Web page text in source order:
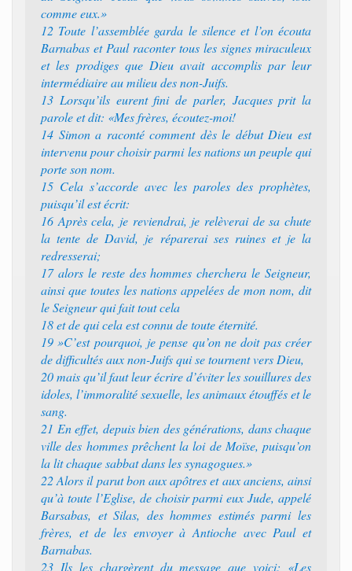
comme eux.»
12 Toute l’assemblée garda le silence et l’on écouta
Barnabas et Paul raconter tous les signes miraculeux
et les prodiges que Dieu avait accomplis par leur
intermédiaire au milieu des non-Juifs.
13 Lorsqu’ils eurent fini de parler, Jacques prit la
parole et dit: «Mes frères, écoutez-moi!
14 Simon a raconté comment dès le début Dieu est
intervenu pour choisir parmi les nations un peuple qui
porte son nom.
15 Cela s’accorde avec les paroles des prophètes,
puisqu’il est écrit:
16 Après cela, je reviendrai, je relèverai de sa chute
la tente de David, je réparerai ses ruines et je la
redresserai;
17 alors le reste des hommes cherchera le Seigneur,
ainsi que toutes les nations appelées de mon nom, dit
le Seigneur qui fait tout cela
18 et de qui cela est connu de toute éternité.
19 »C’est pourquoi, je pense qu’on ne doit pas créer
de difficultés aux non-Juifs qui se tournent vers Dieu,
20 mais qu’il faut leur écrire d’éviter les souillures des
idoles, l’immoralité sexuelle, les animaux étouffés et le
sang.
21 En effet, depuis bien des générations, dans chaque
ville des hommes prêchent la loi de Moïse, puisqu’on
la lit chaque sabbat dans les synagogues.»
22 Alors il parut bon aux apôtres et aux anciens, ainsi
qu’à toute l’Eglise, de choisir parmi eux Jude, appelé
Barsabas, et Silas, des hommes estimés parmi les
frères, et de les envoyer à Antioche avec Paul et
Barnabas.
23 Ils les chargèrent du message que voici: «Les